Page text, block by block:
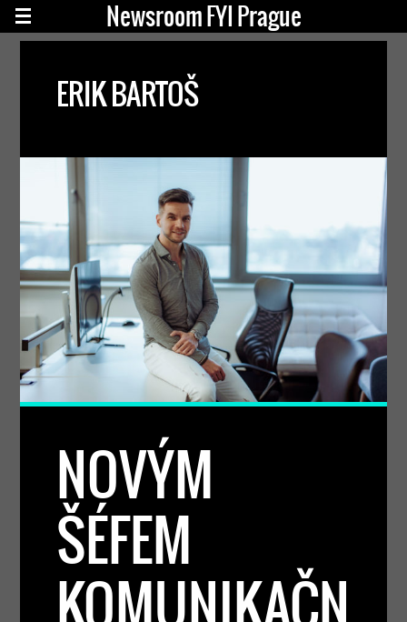
Newsroom FYI Prague
ERIK BARTOŠ
NOVÝM
ŠÉFEM